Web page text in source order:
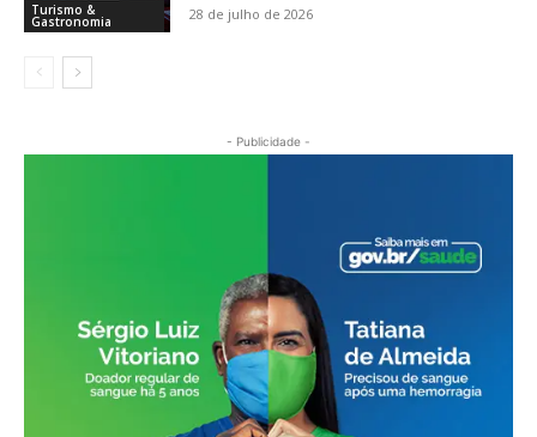
Turismo &
Gastronomia 28 de julho de 2026
- Publicidade -